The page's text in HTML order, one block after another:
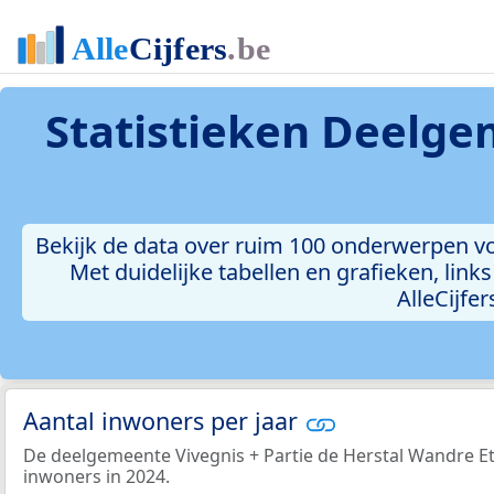
Statistieken
Bekijk de data over ruim 100 onderwerpen
Met duidelijke tabellen en grafieken,
Aantal inwoners per jaar
De deelgemeente Vivegnis + Partie de Herstal Wandre
inwoners in 2024.